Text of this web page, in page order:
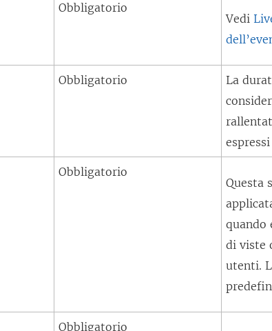
Obbligatorio
Vedi
Obbligatorio
La
Obbligatorio
Questa
quando
di viste
utenti.
Obbligatorio